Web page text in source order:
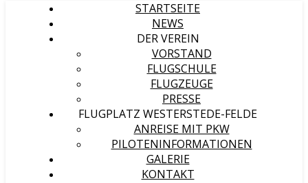
STARTSEITE
NEWS
DER VEREIN
VORSTAND
FLUGSCHULE
FLUGZEUGE
PRESSE
FLUGPLATZ WESTERSTEDE-FELDE
ANREISE MIT PKW
PILOTENINFORMATIONEN
GALERIE
KONTAKT